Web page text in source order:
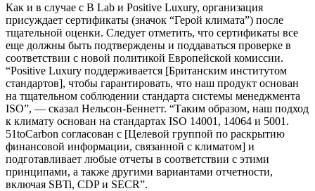
Как и в случае с B Lab и Positive Luxury, организация
присуждает сертификаты (значок “Герой климата”) после
тщательной оценки. Следует отметить, что сертификаты все
еще должны быть подтверждены и поддаваться проверке в
соответствии с новой политикой Европейской комиссии.
“Positive Luxury поддерживается [Британским институтом
стандартов], чтобы гарантировать, что наш продукт основан
на тщательном соблюдении стандарта системы менеджмента
ISO”, — сказал Нельсон-Беннетт. “Таким образом, наш подход
к климату основан на стандартах ISO 14001, 14064 и 5001.
51toCarbon согласован с [Целевой группой по раскрытию
финансовой информации, связанной с климатом] и
подготавливает любые отчеты в соответствии с этими
принципами, а также другими вариантами отчетности,
включая SBTi, CDP и SECR”.